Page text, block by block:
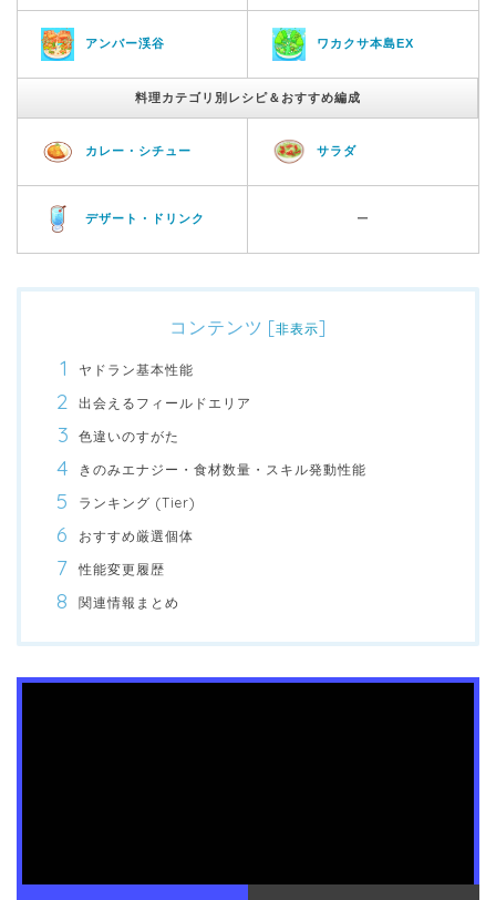
アンバー渓谷 ワカクサ本島EX
料理カテゴリ別レシピ＆おすすめ編成
カレー・シチュー サラダ
デザート・ドリンク ー
コンテンツ [非表示]
ヤドラン基本性能
出会えるフィールドエリア
色違いのすがた
きのみエナジー・食材数量・スキル発動性能
ランキング (Tier)
おすすめ厳選個体
性能変更履歴
関連情報まとめ